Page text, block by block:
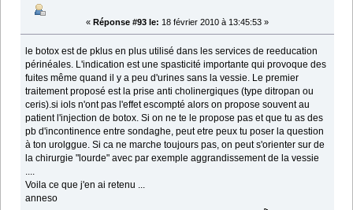
« Réponse #93 le: 18 février 2010 à 13:45:53 »
le botox est de pklus en plus utilisé dans les services de reeducation
périnéales. L'indication est une spasticité importante qui provoque des
fuites même quand il y a peu d'urines sans la vessie. Le premier
traitement proposé est la prise anti cholinergiques (type ditropan ou
ceris).si iols n'ont pas l'effet escompté alors on propose souvent au
patient l'injection de botox. Si on ne te le propose pas et que tu as des
pb d'incontinence entre sondaghe, peut etre peux tu poser la question
à ton urolggue. Si ca ne marche toujours pas, on peut s'orienter sur de
la chirurgie "lourde" avec par exemple aggrandissement de la vessie
....
Voila ce que j'en ai retenu ...
anneso